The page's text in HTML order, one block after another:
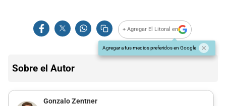
+ Agregar El Litoral en
Agregar a tus medios preferidos en Google
Sobre el Autor
Gonzalo Zentner